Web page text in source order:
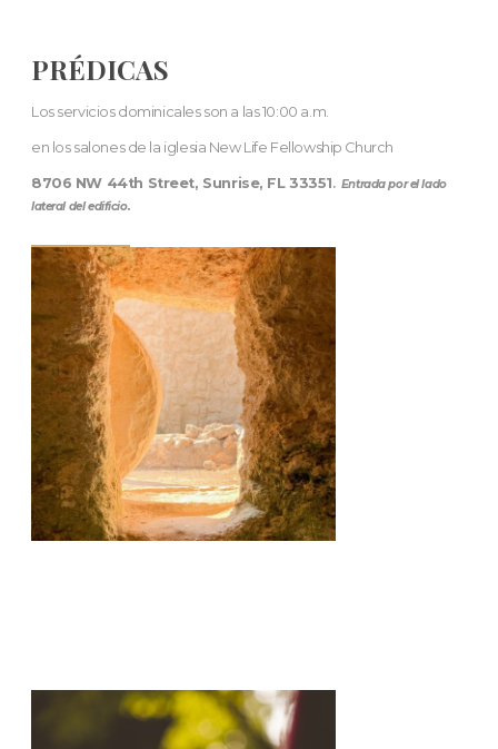
PRÉDICAS
Los servicios dominicales son a las 10:00 a.m.
en los salones de la iglesia New Life Fellowship Church
8706 NW 44th Street, Sunrise, FL 33351. Entrada por el lado
lateral del edificio.